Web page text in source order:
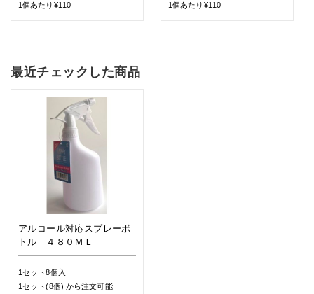
1個あたり¥110 1個あたり¥110
最近チェックした商品
アルコール対応スプレーボ
トル ４８０ＭＬ
1セット8個入
1セット(8個) から注文可能